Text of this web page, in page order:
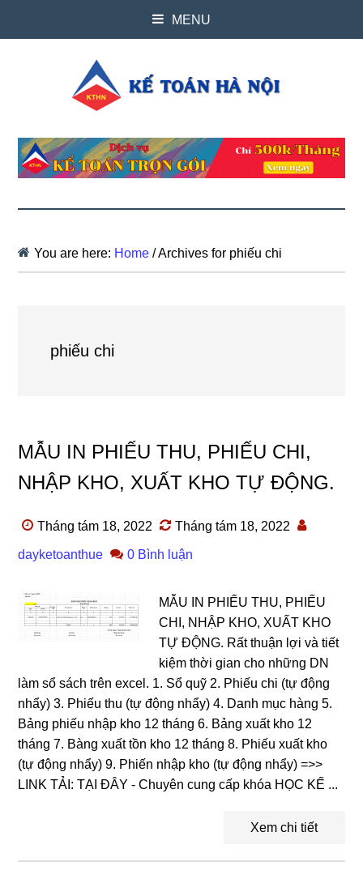
MENU
You are here: Home /Archives for phiếu chi
phiếu chi
MẪU IN PHIẾU THU, PHIẾU CHI,
NHẬP KHO, XUẤT KHO TỰ ĐỘNG.
Tháng tám 18, 2022 Tháng tám 18, 2022
dayketoanthue 0 Bình luận
MẪU IN PHIẾU THU, PHIẾU
CHI, NHẬP KHO, XUẤT KHO
TỰ ĐỘNG. Rất thuận lợi và tiết
kiệm thời gian cho những DN
làm sổ sách trên excel. 1. Sổ quỹ 2. Phiếu chi (tự động
nhẩy) 3. Phiếu thu (tự động nhẩy) 4. Danh mục hàng 5.
Bảng phiếu nhập kho 12 tháng 6. Bảng xuất kho 12
tháng 7. Bàng xuất tồn kho 12 tháng 8. Phiếu xuất kho
(tự động nhẩy) 9. Phiến nhập kho (tự động nhẩy) =>>
LINK TẢI: TẠI ĐÂY - Chuyên cung cấp khóa HỌC KẾ ...
Xem chi tiết